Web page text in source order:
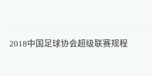
2018中国足球协会超级联赛规程